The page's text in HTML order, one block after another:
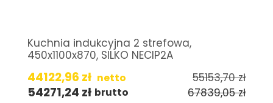
Kuchnia indukcyjna 2 strefowa,
450x1100x870, SILKO NECIP2A
44122,96 zł netto 55153,70zł
54271,24 zł brutto 67839,05zł